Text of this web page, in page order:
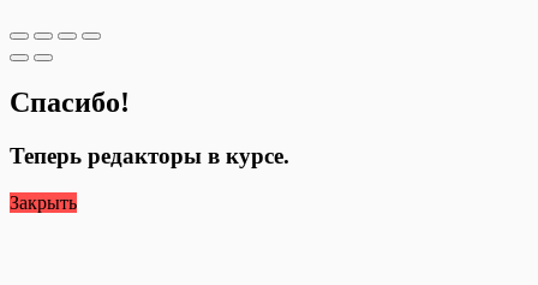
Спасибо!
Теперь редакторы в курсе.
Закрыть